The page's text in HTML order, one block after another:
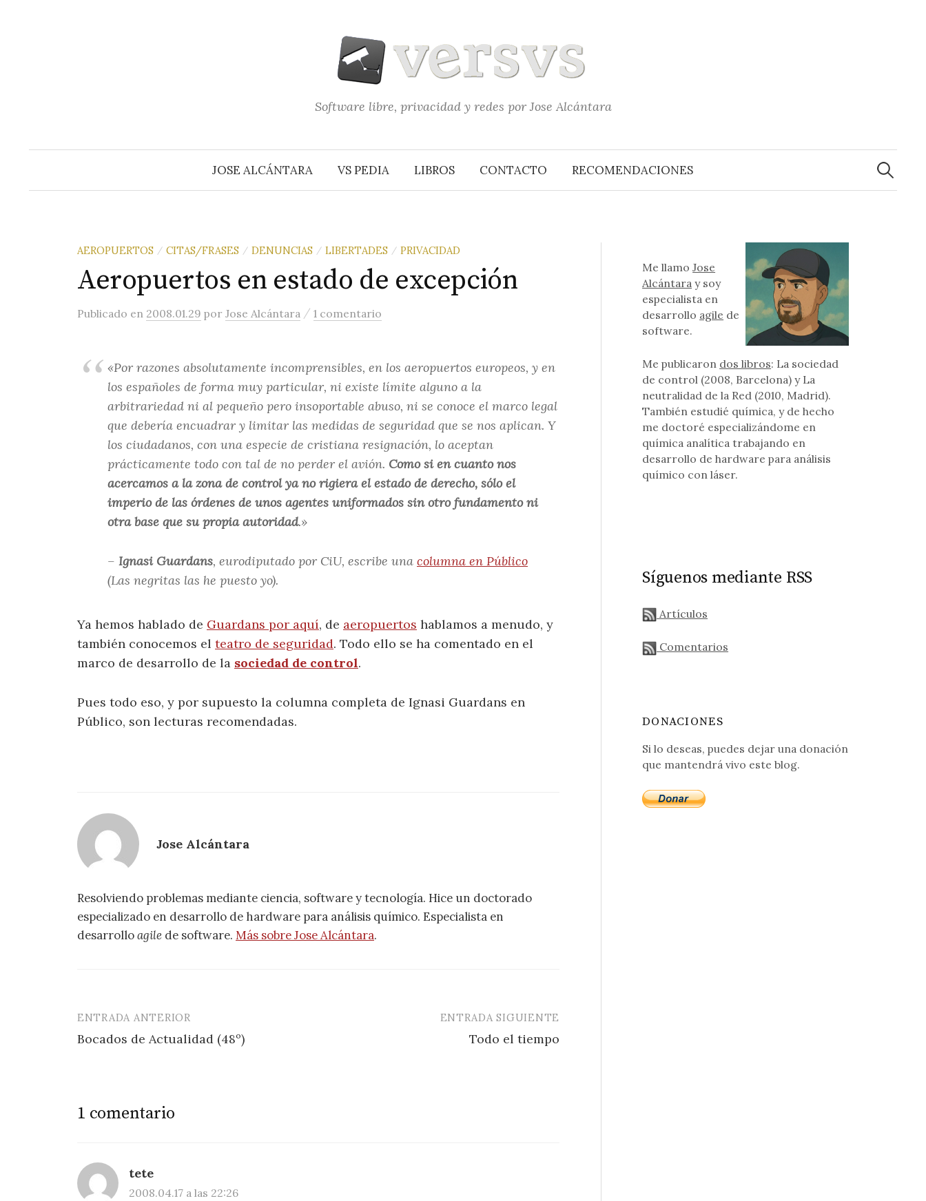
Software libre, privacidad y redes por Jose Alcántara
JOSE ALCÁNTARA VS PEDIA LIBROS CONTACTO RECOMENDACIONES
Buscar:
AEROPUERTOS / CITAS/FRASES / DENUNCIAS / LIBERTADES / PRIVACIDAD
Aeropuertos en estado de excepción
Publicado en 2008.01.29 por Jose Alcántara / 1 comentario
«Por razones absolutamente incomprensibles, en los aeropuertos europeos, y en
los españoles de forma muy particular, ni existe límite alguno a la
arbitrariedad ni al pequeño pero insoportable abuso, ni se conoce el marco legal
que debería encuadrar y limitar las medidas de seguridad que se nos aplican. Y
los ciudadanos, con una especie de cristiana resignación, lo aceptan
prácticamente todo con tal de no perder el avión. Como si en cuanto nos
acercamos a la zona de control ya no rigiera el estado de derecho, sólo el
imperio de las órdenes de unos agentes uniformados sin otro fundamento ni
otra base que su propia autoridad.»
– Ignasi Guardans, eurodiputado por CiU, escribe una columna en Público
(Las negritas las he puesto yo).
Ya hemos hablado de Guardans por aquí, de aeropuertos hablamos a menudo, y
también conocemos el teatro de seguridad. Todo ello se ha comentado en el
marco de desarrollo de la sociedad de control.
Pues todo eso, y por supuesto la columna completa de Ignasi Guardans en
Público, son lecturas recomendadas.
Jose Alcántara
Resolviendo problemas mediante ciencia, software y tecnología. Hice un doctorado
especializado en desarrollo de hardware para análisis químico. Especialista en
desarrolloagile de software. Más sobre Jose Alcántara.
Navegación
de
ENTRADA ANTERIOR
Bocados de Actualidad (48º)
ENTRADA SIGUIENTE
Todo el tiempo
1 comentario
tete
2008.04.17 a las 22:26
Me llamoJose
Alcántara y soy
especialista en
desarrollo agile de
software.
Me publicaron dos libros: La sociedad
de control (2008, Barcelona) y La
neutralidad de la Red (2010, Madrid).
También estudié química, y de hecho
me doctoré especializándome en
química analítica trabajando en
desarrollo de hardware para análisis
químico con láser.
Síguenos mediante RSS
Artículos
Comentarios
DONACIONES
Si lo deseas, puedes dejar una donación
que mantendrá vivo este blog.